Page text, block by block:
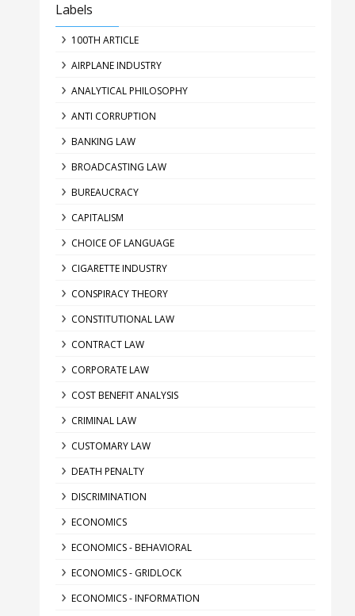
Labels
100TH ARTICLE
AIRPLANE INDUSTRY
ANALYTICAL PHILOSOPHY
ANTI CORRUPTION
BANKING LAW
BROADCASTING LAW
BUREAUCRACY
CAPITALISM
CHOICE OF LANGUAGE
CIGARETTE INDUSTRY
CONSPIRACY THEORY
CONSTITUTIONAL LAW
CONTRACT LAW
CORPORATE LAW
COST BENEFIT ANALYSIS
CRIMINAL LAW
CUSTOMARY LAW
DEATH PENALTY
DISCRIMINATION
ECONOMICS
ECONOMICS - BEHAVIORAL
ECONOMICS - GRIDLOCK
ECONOMICS - INFORMATION